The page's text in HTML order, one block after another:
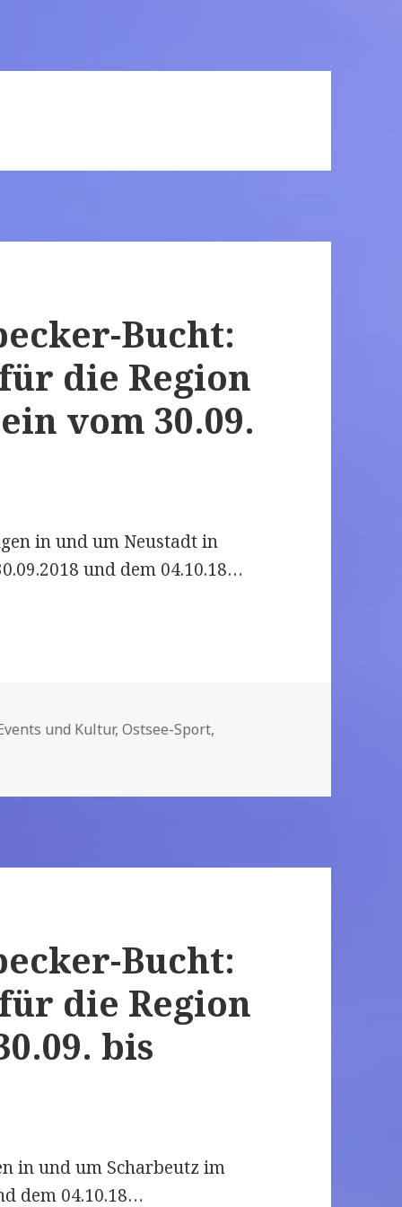
Bucht:
die Region
vom 30.09.
in und um Neustadt in
und dem 04.10.18…
für die Region Neustadt in Holstein
und Kultur,Ostsee-Sport,
Bucht:
die Region
bis
in und um Scharbeutz im
dem 04.10.18…